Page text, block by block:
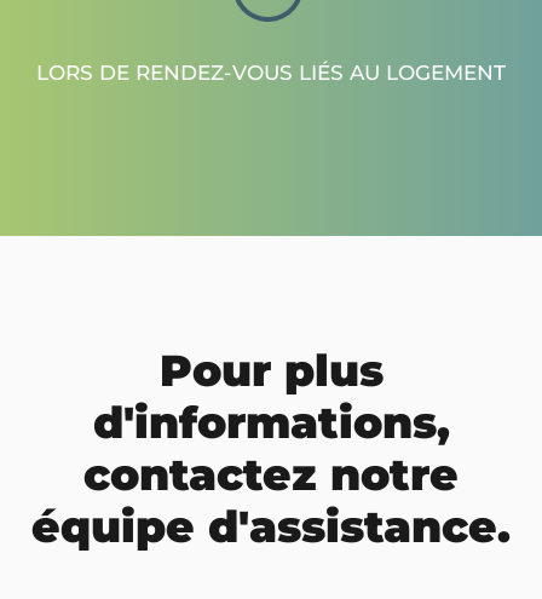
LORS DE RENDEZ-VOUS LIÉS AU LOGEMENT
Pour plus
d'informations,
contactez notre
équipe d'assistance.